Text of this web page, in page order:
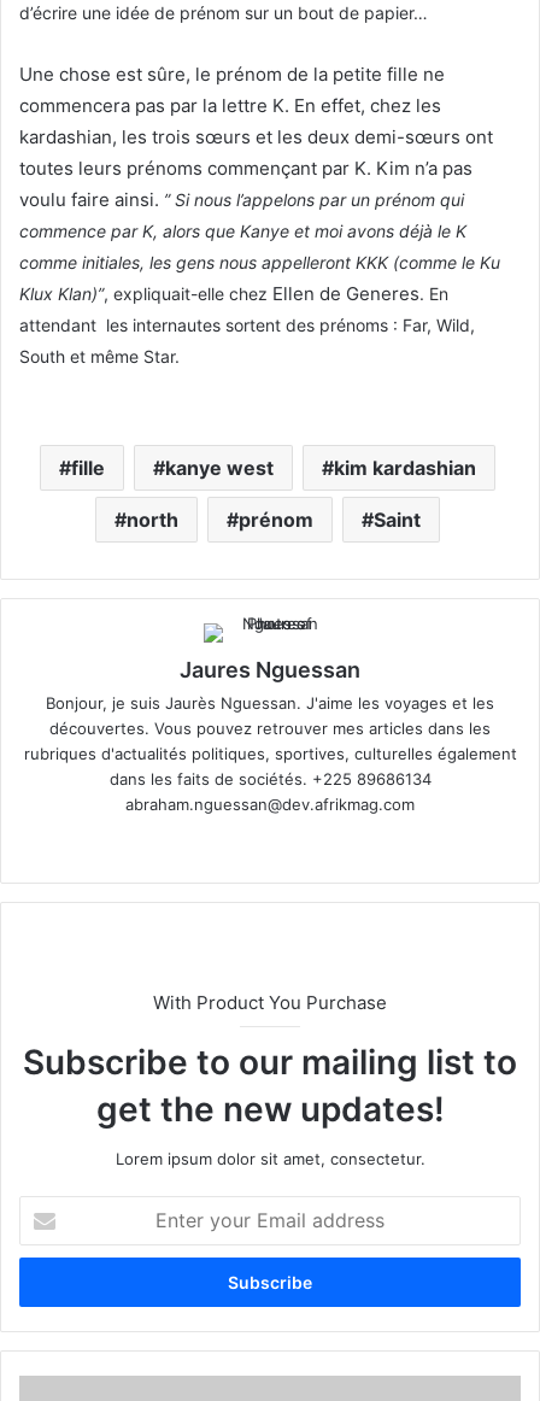
d’écrire une idée de prénom sur un bout de papier…
Une chose est sûre, le prénom de la petite fille ne
commencera pas par la lettre K. En effet, chez les
kardashian, les trois sœurs et les deux demi-sœurs ont
toutes leurs prénoms commençant par K. Kim n’a pas
voulu faire ainsi. ” Si nous l’appelons par un prénom qui
commence par K, alors que Kanye et moi avons déjà le K
comme initiales, les gens nous appelleront KKK (comme le Ku
Klux Klan)”, expliquait-elle chez Ellen de Generes. En
attendant les internautes sortent des prénoms : Far, Wild,
South et même Star.
fille kanye west kim kardashian
north prénom Saint
Jaures Nguessan
Bonjour, je suis Jaurès Nguessan. J'aime les voyages et les
découvertes. Vous pouvez retrouver mes articles dans les
rubriques d'actualités politiques, sportives, culturelles également
dans les faits de sociétés. +225 89686134
abraham.nguessan@dev.afrikmag.com
te
With Product You Purchase
Subscribe to our mailing list to
get the new updates!
Lorem ipsum dolor sit amet, consectetur.
t
r
y